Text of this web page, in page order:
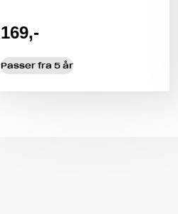
169,-
Passer fra 5 år